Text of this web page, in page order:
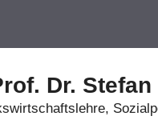
Dr. Stefan